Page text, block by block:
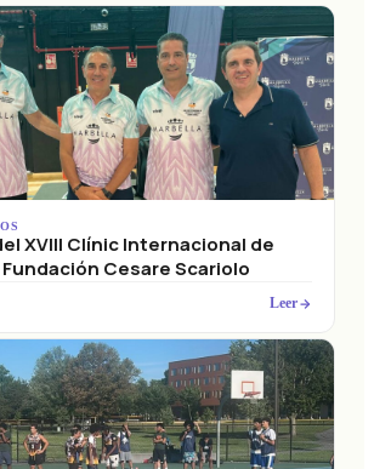
XVIII Clínic Internacional de
Cesare Scariolo
Leer